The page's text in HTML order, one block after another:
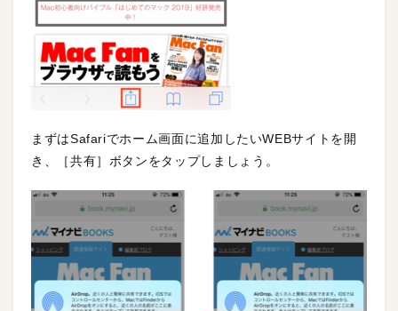
まずはSafariでホーム画面に追加したいWEBサイトを開
き、［共有］ボタンをタップしましょう。